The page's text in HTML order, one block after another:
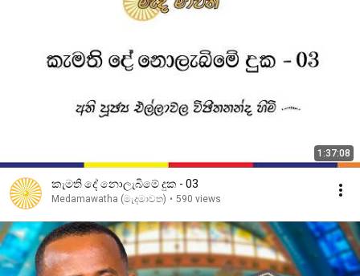
1:37:08
කැමති දේ නොලැබිමේ දුක - 03
Medamawatha (මැදමාවත) • 590 views